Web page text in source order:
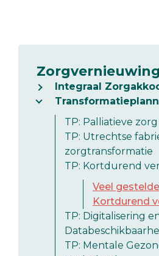
Zorgvernieuwing
Integraal
TP: Palliatieve zorg
TP: Utrechtse
zorgtransformatie
TP: Kortdurend
Veel
Kortdurend
TP: Digitalisering
TP: Mentale